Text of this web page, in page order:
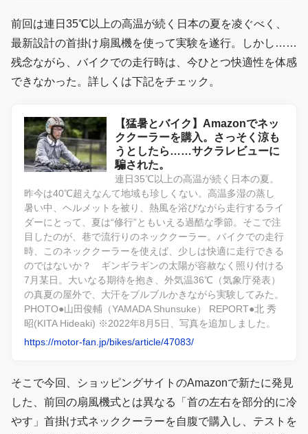
前回は連日35℃以上の高温が続く日本の夏を凌ぐべく、
最新設計の首掛け扇風機を使って実験を遂行。しかし……
残念ながら、バイクでの走行時は、今ひとつ快適性を体感
できなかった。詳しくは下記をチェック。
【猛暑とバイク】Amazonでネッ
ククーラーを購入。さっそく涼も
うとしたら……サクラレビューに
騙された。
連日35℃以上の高温が続く日本の夏。
昨今は40℃超えなんて地域も珍しくない。高温多湿の蒸し
暑い中、ヘルメットを被り、熱風を浴びながら走行するライ
ダーにとって、夏は“修行”ともいえる過酷な季節。そこで注
目したのが、巷で流行りのネッククーラー。バイクでの走行
時、このネッククーラーを使えば、少しは快適に走行できる
のではないか？ ギンギラギンの太陽が容赦なく照り付ける
7月某日。大いなる期待を抱き、外気温36℃（気象庁発表）
の真夏の屋外で、大汗をブルブルかきながら実験してみた。
PHOTO●山田俊輔（YAMADA Shunsuke） REPORT●北 秀
昭(KITA Hideaki) ※2022年8月5日、写真を追加しました。
https://motor-fan.jp/bikes/article/47083/
そこで今回、ショッピングサイトのAmazonで新たに発見
した、前回の扇風機式とは異なる「首の左右を部分的に冷
やす」首掛け式ネッククーラーを自腹で購入し、テストを